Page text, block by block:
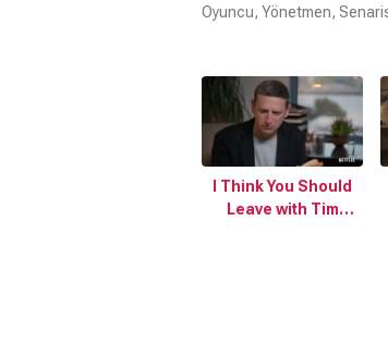
Oyuncu, Yönetmen,
I Think You Should
Leave with Tim